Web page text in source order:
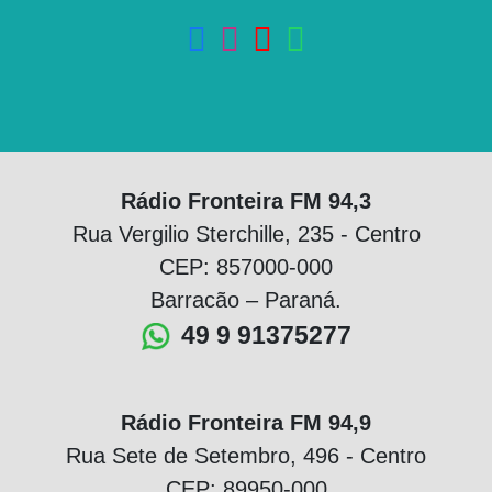
Rádio Fronteira FM 94,3
Rua Vergilio Sterchille, 235 - Centro
CEP: 857000-000
Barracão – Paraná.
49 9 91375277
Rádio Fronteira FM 94,9
Rua Sete de Setembro, 496 - Centro